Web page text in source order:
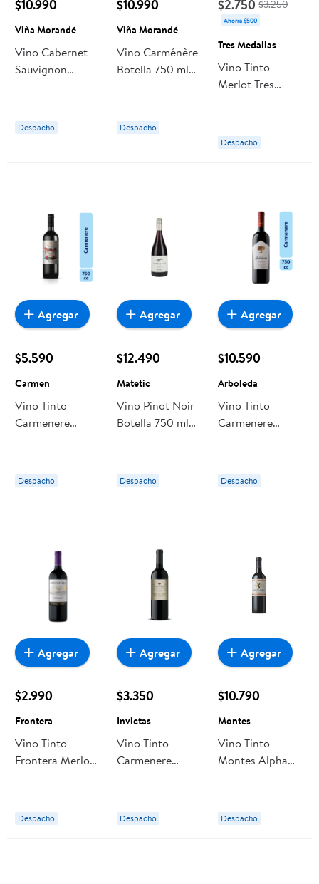
$10.990
Viña Morandé
Vino Cabernet
Sauvignon
Despacho
$10.990
Viña Morandé
Vino Carménère
Botella 750 ml
Despacho
$2.750 $3.250
Ahorra $500
Tres Medallas
Vino Tinto
Merlot Tres
Botella
Despacho
$5.590
Carmen
Vino Tinto
Carmenere
Despacho
Agregar
$12.490
Matetic
Vino Pinot Noir
Botella 750 ml
Despacho
Agregar
$10.590
Arboleda
Vino Tinto
Carmenere
Despacho
Agregar
$2.990
Frontera
Vino Tinto
Frontera Merlot
Despacho
Agregar
$3.350
Invictas
Vino Tinto
Carmenere
Despacho
Agregar
$10.790
Montes
Vino Tinto
Montes Alpha
Despacho
Agregar